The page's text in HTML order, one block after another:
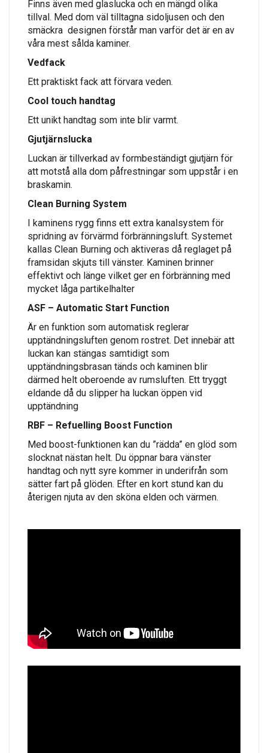
Finns även med glaslucka och en mängd olika
tillval. Med dom väl tilltagna sidoljusen och den
smäckra designen förstår man varför det är en av
våra mest sålda kaminer.
Vedfack
Ett praktiskt fack att förvara veden.
Cool touch handtag
Ett unikt handtag som inte blir varmt.
Gjutjärnslucka
Luckan är tillverkad av formbeständigt gjutjärn för
att motstå alla dom påfrestningar som uppstår i en
braskamin.
Clean Burning System
I kaminens rygg finns ett extra kanalsystem för
spridning av förvärmd förbränningsluft. Systemet
kallas Clean Burning och aktiveras då reglaget på
framsidan skjuts till vänster. Kaminen brinner
effektivt och länge vilket ger en förbränning med
mycket låga partikelhalter
ASF – Automatic Start Function
Är en funktion som automatisk reglerar
upptändningsluften genom rostret. Det innebär att
luckan kan stängas samtidigt som
upptändningsbrasan tänds och kaminen blir
därmed helt oberoende av rumsluften. Ett tryggt
eldande då du slipper ha luckan öppen vid
upptändning
RBF – Refuelling Boost Function
Med boost-funktionen kan du ”rädda” en glöd som
slocknat nästan helt. Du öppnar bara vänster
handtag och nytt syre kommer in underifrån som
sätter fart på glöden. Efter en kort stund kan du
återigen njuta av den sköna elden och värmen.